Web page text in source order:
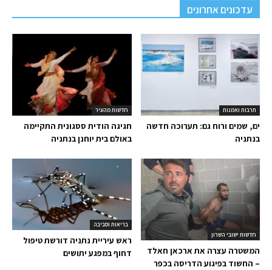
עדכונים אחרונים
חדשות מהעיר
חגיגה הודית ססגונית התקיימה
באולם בית יוחנן בנתניה
תרבות ואמנות
ים, שמים ורוח גם: תערוכה חדשה
בנתניה
בריאות וסביבה
ראש עיריית נתניה דורשת טיפול
דחוף במפגע יתושים
חדשות ישובי השרון
המשטרה עצרה את ארכאן חאלד
– החשוד בפיגוע הדריסה בכפר